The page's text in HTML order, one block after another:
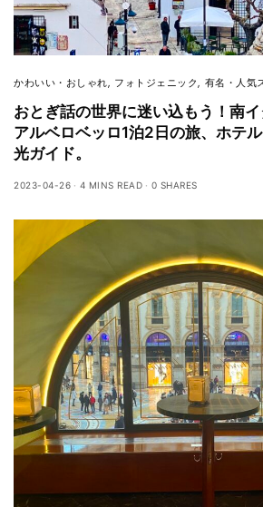
かわいい・おしゃれ, フォトジェニック, 有名・人気
おとぎ話の世界に迷い込もう！南
アルベロベッロ1泊2日の旅、ホテ
光ガイド。
2023-04-26 4 MINS READ 0 SHARES